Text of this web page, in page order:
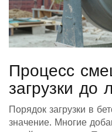
Процесс
загрузки до
Порядок загрузки в
значение. Многие